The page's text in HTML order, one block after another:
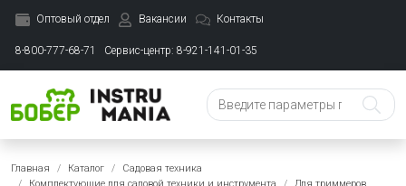
Оптовый отдел Вакансии Контакты
8-800-777-68-71 Сервис-центр: 8-921-141-01-35
Главная Каталог
Садовая техника